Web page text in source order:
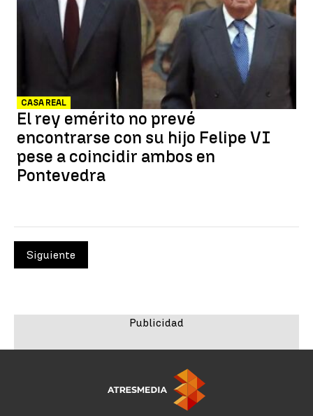
CASA REAL
El rey emérito no prevé
encontrarse con su hijo Felipe VI
pese a coincidir ambos en
Pontevedra
Siguiente